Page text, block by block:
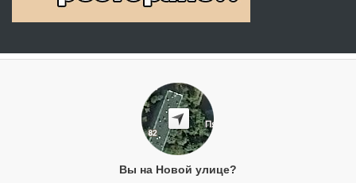
Вы на Новой улице?